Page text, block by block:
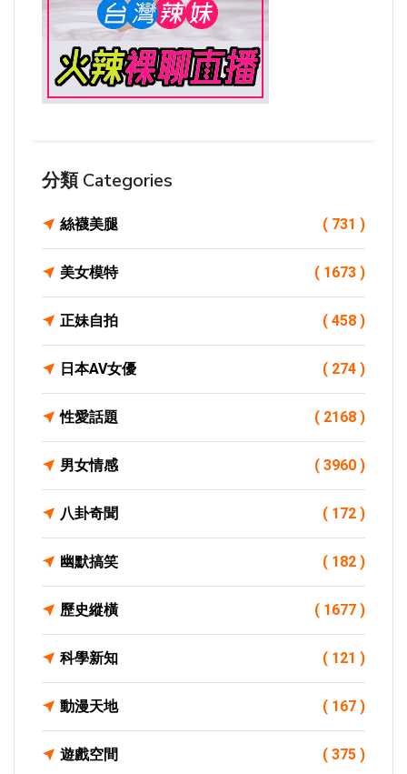
分類 Categories
絲襪美腿 ( 731 )
美女模特 ( 1673 )
正妹自拍 ( 458 )
日本AV女優 ( 274 )
性愛話題 ( 2168 )
男女情感 ( 3960 )
八卦奇聞 ( 172 )
幽默搞笑 ( 182 )
歷史縱橫 ( 1677 )
科學新知 ( 121 )
動漫天地 ( 167 )
遊戲空間 ( 375 )